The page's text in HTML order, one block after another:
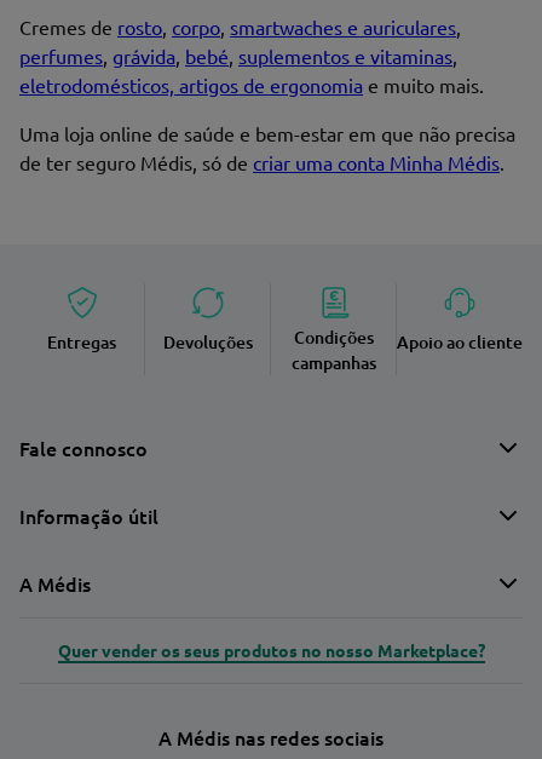
Cremes de rosto, corpo, smartwaches e auriculares,
perfumes, grávida, bebé, suplementos e vitaminas,
eletrodomésticos, artigos de ergonomia e muito mais.
Uma loja online de saúde e bem-estar em que não precisa
de ter seguro Médis, só de criar uma conta Minha Médis.
Entregas Devoluções
Condições
campanhas
Apoio ao cliente
Fale connosco
Informação útil
A Médis
Quer vender os seus produtos no nosso Marketplace?
A Médis nas redes sociais